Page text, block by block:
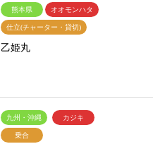
熊本県 オオモンハタ
仕立(チャーター・貸切)
乙姫丸
九州・沖縄 カジキ
乗合